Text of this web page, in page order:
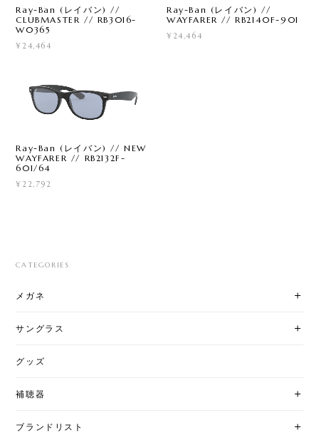
Ray-Ban (レイバン) //
CLUBMASTER // RB3016-
W0365
¥24,464
Ray-Ban (レイバン) //
WAYFARER // RB2140F-901
¥24,464
Ray-Ban (レイバン) // NEW
WAYFARER // RB2132F-
601/64
¥22,792
CATEGORIES
メガネ
サングラス
グッズ
補聴器
ブランドリスト